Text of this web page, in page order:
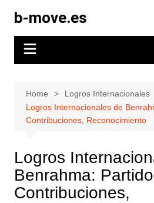
content
b-move.es
Home
Logros Internacionales
Logros Internacionales de
Contribuciones, Reconocimiento
Logros
Benrahma:
Contribuciones,